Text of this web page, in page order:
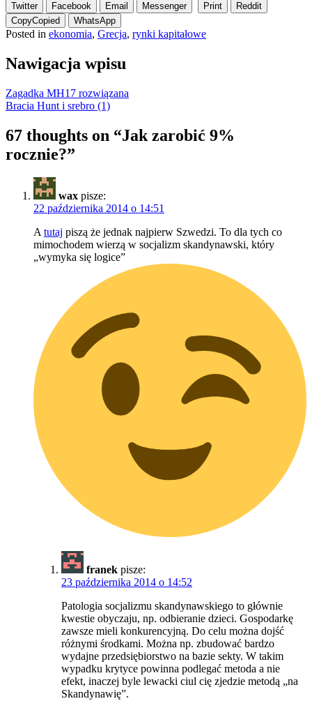
Twitter Facebook Email Messenger Print
Reddit
CopyCopied WhatsApp
Posted in ekonomia, Grecja, rynki kapitałowe
Nawigacja wpisu
Zagadka MH17 rozwiązana
Bracia Hunt i srebro (1)
67 thoughts on “Jak zarobić 9%
rocznie?”
wax pisze:
22 października 2014 o 14:51
Atutaj piszą że jednak najpierw Szwedzi. To dla tych co
mimochodem wierzą w socjalizm skandynawski, który
„wymyka się logice”
franek pisze:
23 października 2014 o 14:52
Patologia socjalizmu skandynawskiego to głównie
kwestie obyczaju, np. odbieranie dzieci. Gospodarkę
zawsze mieli konkurencyjną. Do celu można dojść
różnymi środkami. Można np. zbudować bardzo
wydajne przedsiębiorstwo na bazie sekty. W takim
wypadku krytyce powinna podlegać metoda a nie
efekt, inaczej byle lewacki ciul cię zjedzie metodą „na
Skandynawię”.